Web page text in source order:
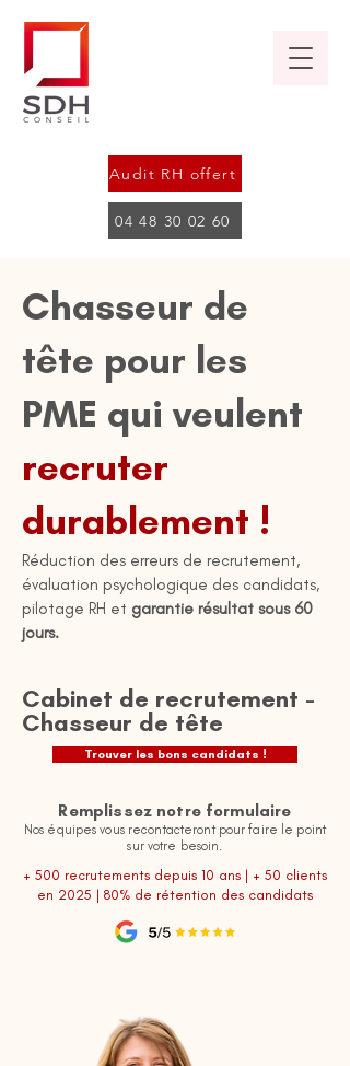
Audit RH offert
04 48 30 02 60
Chasseur de
tête pour les
PME qui veulent
recruter
durablement !
Réduction des erreurs de recrutement,
évaluation psychologique des candidats,
pilotage RH et garantie résultat sous 60
jours.
Cabinet de recrutement -
Chasseur de tête
Trouver les bons candidats !
Remplissez notre formulaire
Nos équipes vous recontacteront pour faire le point
sur votre besoin.
+ 500 recrutements depuis 10 ans | + 50 clients
en 2025 | 80% de rétention des candidats